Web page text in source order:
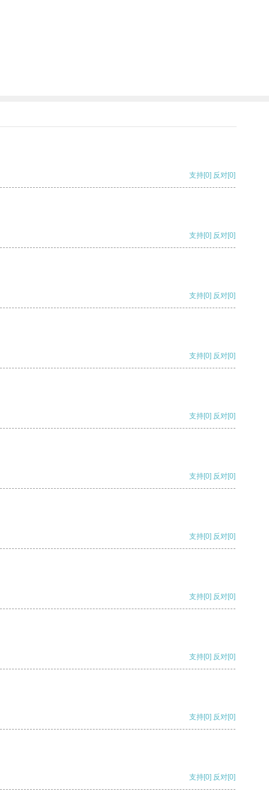
支持[0] 反对[0]
支持[0] 反对[0]
支持[0] 反对[0]
支持[0] 反对[0]
支持[0] 反对[0]
支持[0] 反对[0]
支持[0] 反对[0]
支持[0] 反对[0]
支持[0] 反对[0]
支持[0] 反对[0]
支持[0] 反对[0]